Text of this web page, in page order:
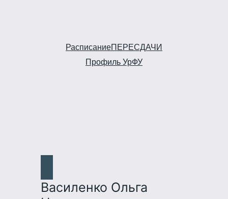
РасписаниеПЕРЕСДАЧИ
Профиль УрФУ
Василенко Ольга